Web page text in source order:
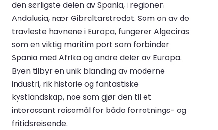
den sørligste delen av Spania, i regionen
Andalusia, nær Gibraltarstredet. Som en av de
travleste havnene i Europa, fungerer Algeciras
som en viktig maritim port som forbinder
Spania med Afrika og andre deler av Europa.
Byen tilbyr en unik blanding av moderne
industri, rik historie og fantastiske
kystlandskap, noe som gjør den til et
interessant reisemål for både forretnings- og
fritidsreisende.